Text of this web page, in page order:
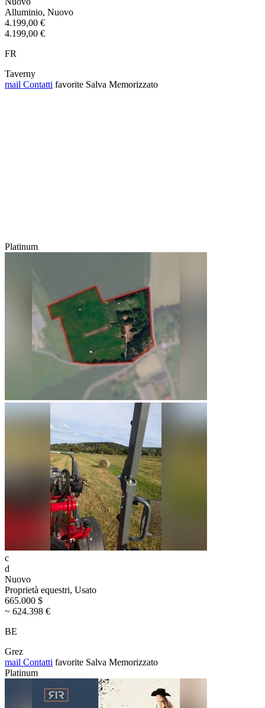
Alluminio, Nuovo
4.199,00 €
4.199,00 €
FR
Taverny
mail Contatti favorite Salva Memorizzato
Platinum
c
d
Nuovo
Proprietà equestri, Usato
665.000 $
~ 624.398 €
BE
Grez
mail Contatti favorite Salva Memorizzato
Platinum